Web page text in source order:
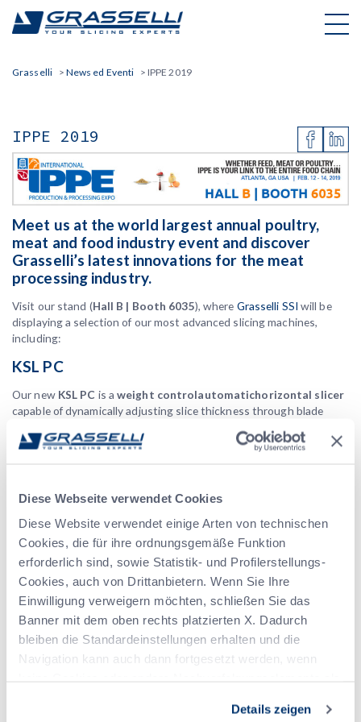
Diese Webseite verwendet Cookies
Diese Website verwendet einige Arten von technischen
Cookies, die für ihre ordnungsgemäße Funktion
erforderlich sind, sowie Statistik- und Profilerstellungs-
Cookies, auch von Drittanbietern. Wenn Sie Ihre
Einwilligung verweigern möchten, schließen Sie das
Banner mit dem oben rechts platzierten X. Dadurch
bleiben die Standardeinstellungen erhalten und die
Navigation kann auch dann fortgesetzt werden, wenn
Cookies akzeptieren möchten, klicken Sie auf Alle
Details zeigen
content
Grasselli > News ed Eventi > IPPE 2019
IPPE 2019
Meet us at the world largest annual poultry,
meat and food industry event and discover
Grasselli’s latest innovations for the meat
processing industry.
Visit our stand (Hall B | Booth 6035), where Grasselli SSI will be
displaying a selection of our most advanced slicing machines,
including:
KSL PC
Our new KSL PC is aweight controlautomatichorizontal slicer
capable of dynamically adjusting slice thickness through blade
an innovative dynamic control logic that determines individual slice
give away.
NSA T8
Vertical meat slicer, designed and built for cuttingfresh and
cooked boneless meatswith a high cutting yield, even with
hot products.
Fully automaticproduct infeed and outfeed: an ideal in-line
solution for obtaining perfectly even slices also with thinner
settings.
KSL CBU 3B + AL3
with3 special outfeed